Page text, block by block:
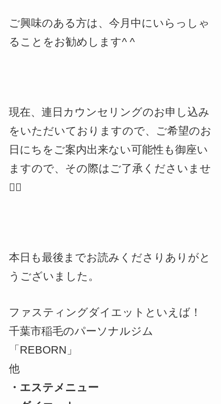
ご興味のある方は、今月中にいらっしゃ
ることをお勧めします^ ^
現在、連日カウンセリングのお申し込み
をいただいておりますので、ご希望のお
日にちをご案内出来ない可能性も御座い
ますので、その際はご了承くださいませ
🙇‍♂️
本日も最後までお読みくださりありがと
うございました。
ファスティングダイエットといえば！
千葉市稲毛のパーソナルジム
「REBORN」
他
・エステメニュー